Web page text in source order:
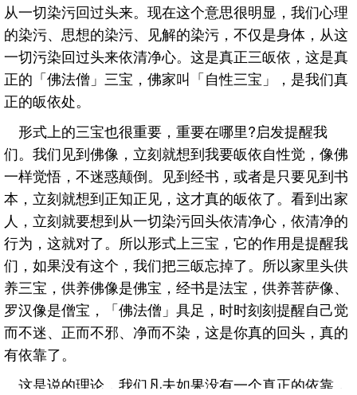
从一切染污回过头来。现在这个意思很明显，我们心理
的染污、思想的染污、见解的染污，不仅是身体，从这
一切污染回过头来依清净心。这是真正三皈依，这是真
正的「佛法僧」三宝，佛家叫「自性三宝」，是我们真
正的皈依处。
形式上的三宝也很重要，重要在哪里?启发提醒我
们。我们见到佛像，立刻就想到我要皈依自性觉，像佛
一样觉悟，不迷惑颠倒。见到经书，或者是只要见到书
本，立刻就想到正知正见，这才真的皈依了。看到出家
人，立刻就要想到从一切染污回头依清净心，依清净的
行为，这就对了。所以形式上三宝，它的作用是提醒我
们，如果没有这个，我们把三皈忘掉了。所以家里头供
养三宝，供养佛像是佛宝，经书是法宝，供养菩萨像、
罗汉像是僧宝，「佛法僧」具足，时时刻刻提醒自己觉
而不迷、正而不邪、净而不染，这是你真的回头，真的
有依靠了。
这是说的理论，我们凡夫如果没有一个真正的依靠，